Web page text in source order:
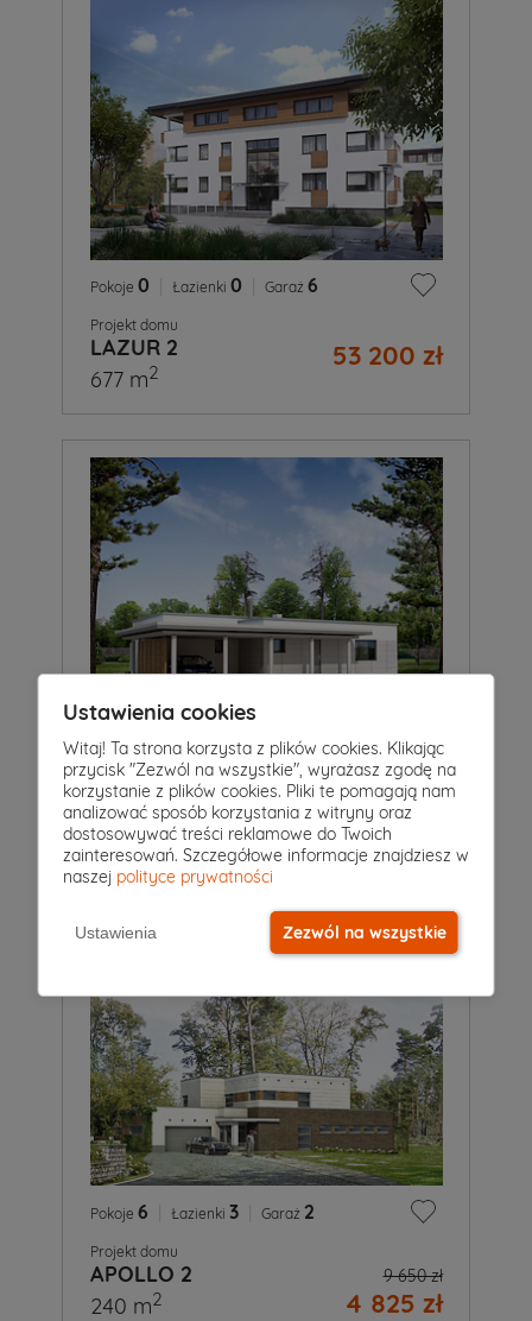
Pokoje 0 Łazienki 0 Garaż 6
Projekt domu
LAZUR 2 53 200 zł
677 m2
Pokoje4 | Łazienki3 | Garaż0
Projekt domu
SZKWAŁ 5 149 zł
144 m2
Pokoje 6 Łazienki 3 Garaż 2
Projekt domu
APOLLO 2 9 650 zł
4 825 zł
240 m2
Ustawienia cookies
Witaj! Ta strona korzysta z plików cookies. Klikając
przycisk "Zezwól na wszystkie", wyrażasz zgodę na
korzystanie z plików cookies. Pliki te pomagają nam
analizować sposób korzystania z witryny oraz
dostosowywać treści reklamowe do Twoich
zainteresowań. Szczegółowe informacje znajdziesz w
naszej polityce prywatności
Ustawienia Zezwól na wszystkie